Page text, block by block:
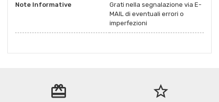
Note Informative
Grati nella segnalazione via E-
MAIL di eventuali errori o
imperfezioni
redeem star_border